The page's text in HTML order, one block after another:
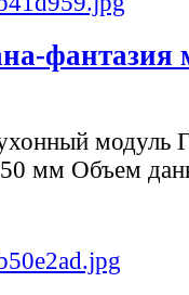
фантазия
модуль
мм Объем